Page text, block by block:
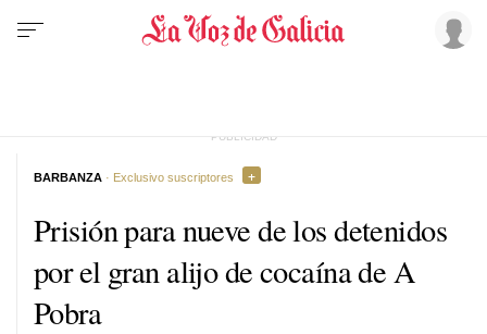
Prisión para nueve de los detenidos
por el gran alijo de cocaína de A
Pobra
BARBANZA · Exclusivo suscriptores